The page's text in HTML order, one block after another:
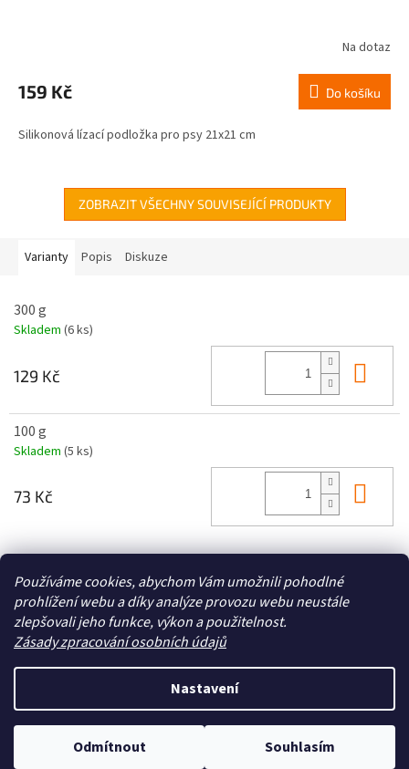
Používáme cookies, abychom Vám umožnili pohodlné
prohlížení webu a díky analýze provozu webu neustále
zlepšovali jeho funkce, výkon a použitelnost.
Zásady zpracování osobních údajů
Nastavení
Odmítnout Souhlasím
Na dotaz
159 Kč Do košíku
Silikonová lízací podložka pro psy 21x21 cm
ZOBRAZIT VŠECHNY SOUVISEJÍCÍ PRODUKTY
Varianty Popis Diskuze
300 g
Skladem (6 ks)
129 Kč
100 g
Skladem (5 ks)
73 Kč
Zboží.cz Heureka.cz
Vytvořil Shoptet
Copyright 2026 . Všechna práva vyhrazena.